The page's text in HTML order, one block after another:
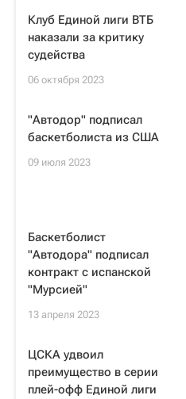
Клуб Единой лиги ВТБ
наказали за критику
судейства
06 октября 2023
"Автодор" подписал
баскетболиста из США
09 июля 2023
Баскетболист
"Автодора" подписал
контракт с испанской
"Мурсией"
13 апреля 2023
ЦСКА удвоил
преимущество в серии
плей-офф Единой лиги